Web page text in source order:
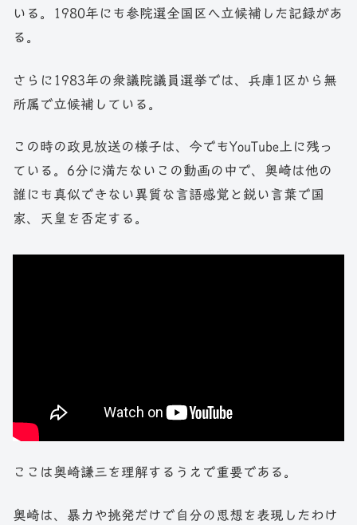
いる。1980年にも参院選全国区へ立候補した記録があ
る。
さらに1983年の衆議院議員選挙では、兵庫1区から無
所属で立候補している。
この時の政見放送の様子は、今でもYouTube上に残っ
ている。6分に満たないこの動画の中で、奥崎は他の
誰にも真似できない異質な言語感覚と鋭い言葉で国
家、天皇を否定する。
ここは奥崎謙三を理解するうえで重要である。
奥崎は、暴力や挑発だけで自分の思想を表現したわけ